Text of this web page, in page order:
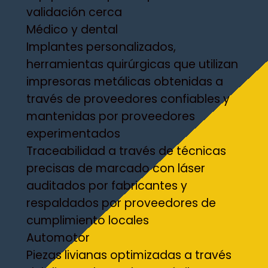
validación cerca
Médico y dental
Implantes personalizados,
herramientas quirúrgicas que utilizan
impresoras metálicas obtenidas a
través de proveedores confiables y
mantenidas por proveedores
experimentados
Traceabilidad a través de técnicas
precisas de marcado con láser
auditados por fabricantes y
respaldados por proveedores de
cumplimiento locales
Automotor
Piezas livianas optimizadas a través